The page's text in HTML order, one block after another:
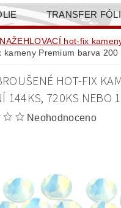
TRANSFER
BAREVNICE
ZAKÁZKOVÁ
PODMÍNKY
OD 14. 1.2025
NAŽEHLOVACÍ hot-fix
kameny Premium barva
HOT-FIX
144KS, 720KS NEBO
Neohodnoceno